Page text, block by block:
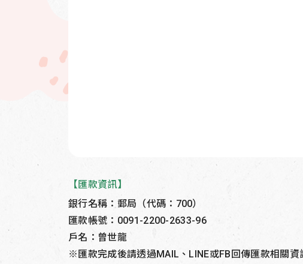
【匯款資訊】
銀行名稱：郵局（代碼：700）
匯款帳號：0091-2200-2633-96
戶名：曾世龍
※匯款完成後請透過MAIL、LINE或FB回傳匯款相關資